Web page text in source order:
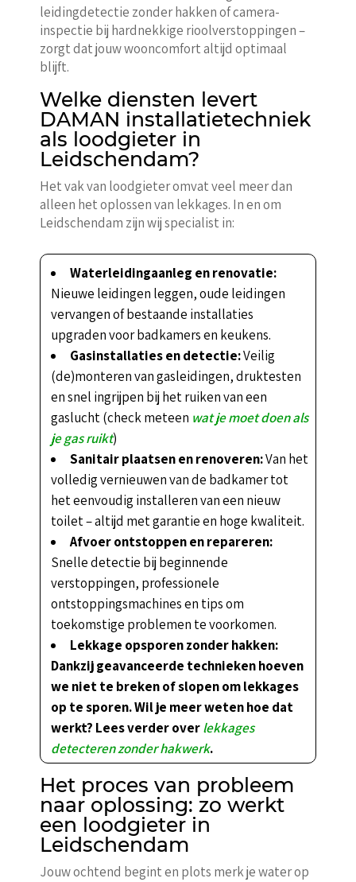
leidingdetectie zonder hakken of camera-
inspectie bij hardnekkige rioolverstoppingen –
zorgt dat jouw wooncomfort altijd optimaal
blijft.
Welke diensten levert
DAMAN installatietechniek
als loodgieter in
Leidschendam?
Het vak van loodgieter omvat veel meer dan
alleen het oplossen van lekkages. In en om
Leidschendam zijn wij specialist in:
Waterleidingaanleg en renovatie:
Nieuwe leidingen leggen, oude leidingen
vervangen of bestaande installaties
upgraden voor badkamers en keukens.
Gasinstallaties en detectie:Veilig
(de)monteren van gasleidingen, druktesten
en snel ingrijpen bij het ruiken van een
gaslucht (check meteen wat je moet doen als
je gas ruikt)
Sanitair plaatsen en renoveren:Van het
volledig vernieuwen van de badkamer tot
het eenvoudig installeren van een nieuw
toilet – altijd met garantie en hoge kwaliteit.
Afvoer ontstoppen en repareren:
Snelle detectie bij beginnende
verstoppingen, professionele
ontstoppingsmachines en tips om
toekomstige problemen te voorkomen.
Lekkage opsporen zonder hakken:
Dankzij geavanceerde technieken hoeven
we niet te breken of slopen om lekkages
op te sporen. Wil je meer weten hoe dat
werkt? Lees verder overlekkages
detecteren zonder hakwerk.
Het proces van probleem
naar oplossing: zo werkt
een loodgieter in
Leidschendam
Jouw ochtend begint en plots merk je water op